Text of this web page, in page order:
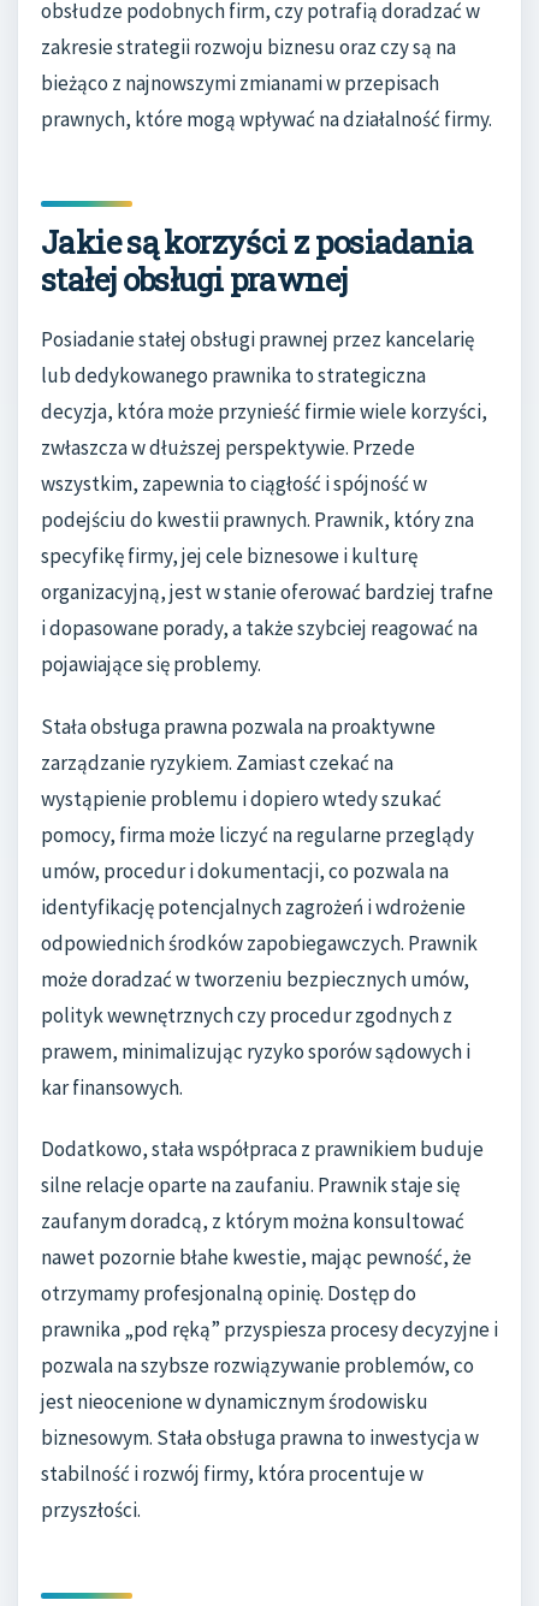
obsłudze podobnych firm, czy potrafią doradzać w
zakresie strategii rozwoju biznesu oraz czy są na
bieżąco z najnowszymi zmianami w przepisach
prawnych, które mogą wpływać na działalność firmy.
Jakie są korzyści z posiadania
stałej obsługi prawnej
Posiadanie stałej obsługi prawnej przez kancelarię
lub dedykowanego prawnika to strategiczna
decyzja, która może przynieść firmie wiele korzyści,
zwłaszcza w dłuższej perspektywie. Przede
wszystkim, zapewnia to ciągłość i spójność w
podejściu do kwestii prawnych. Prawnik, który zna
specyfikę firmy, jej cele biznesowe i kulturę
organizacyjną, jest w stanie oferować bardziej trafne
i dopasowane porady, a także szybciej reagować na
pojawiające się problemy.
Stała obsługa prawna pozwala na proaktywne
zarządzanie ryzykiem. Zamiast czekać na
wystąpienie problemu i dopiero wtedy szukać
pomocy, firma może liczyć na regularne przeglądy
umów, procedur i dokumentacji, co pozwala na
identyfikację potencjalnych zagrożeń i wdrożenie
odpowiednich środków zapobiegawczych. Prawnik
może doradzać w tworzeniu bezpiecznych umów,
polityk wewnętrznych czy procedur zgodnych z
prawem, minimalizując ryzyko sporów sądowych i
kar finansowych.
Dodatkowo, stała współpraca z prawnikiem buduje
silne relacje oparte na zaufaniu. Prawnik staje się
zaufanym doradcą, z którym można konsultować
nawet pozornie błahe kwestie, mając pewność, że
otrzymamy profesjonalną opinię. Dostęp do
prawnika „pod ręką” przyspiesza procesy decyzyjne i
pozwala na szybsze rozwiązywanie problemów, co
jest nieocenione w dynamicznym środowisku
biznesowym. Stała obsługa prawna to inwestycja w
stabilność i rozwój firmy, która procentuje w
przyszłości.